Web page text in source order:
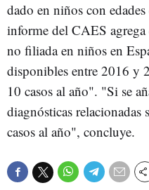
dado en niños con
informe del CAES
no filiada en niños en
disponibles entre 2016 y
10 casos al año". "Si se
diagnósticas relacionadas
casos al año", concluye.